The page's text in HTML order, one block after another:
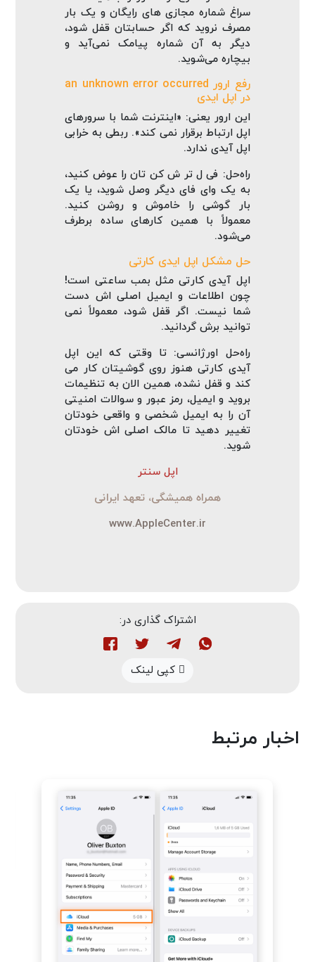
سراغ شماره مجازی‌ های رایگان و یک‌ بار
مصرف نروید که اگر حسابتان قفل شود،
دیگر به آن شماره پیامک نمی‌آید و
بیچاره می‌شوید.
رفع ارور an unknown error occurred
در اپل ایدی
این ارور یعنی: «اینترنت شما با سرورهای
اپل ارتباط برقرار نمی‌ کند». ربطی به خرابی
اپل آیدی ندارد.
راه‌حل: فی ل تر ش کن تان را عوض کنید،
به یک وای‌ فای دیگر وصل شوید، یا یک
بار گوشی را خاموش و روشن کنید.
معمولاً با همین کارهای ساده برطرف
می‌شود.
حل مشکل اپل ایدی کارتی
اپل آیدی کارتی مثل بمب ساعتی است!
چون اطلاعات و ایمیل اصلی‌ اش دست
شما نیست. اگر قفل شود، معمولاً نمی‌
توانید برش گردانید.
راه‌حل اورژانسی: تا وقتی که این اپل
آیدی کارتی هنوز روی گوشیتان کار می‌
کند و قفل نشده، همین الان به تنظیمات
بروید و ایمیل، رمز عبور و سوالات امنیتی
آن را به ایمیل شخصی و واقعی خودتان
تغییر دهید تا مالک اصلی‌ اش خودتان
شوید.
اپل سنتر
همراه همیشگی، تعهد ایرانی
www.AppleCenter.ir
اشتراک گذاری در:
کپی لینک
اخبار مرتبط